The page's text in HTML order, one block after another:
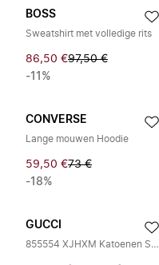
BOSS
Sweatshirt met volledige rits
86,50 €97,50 €
-11%
CONVERSE
Lange mouwen Hoodie
59,50 €73 €
-18%
GUCCI
855554 XJHXM Katoenen Sweatshirt